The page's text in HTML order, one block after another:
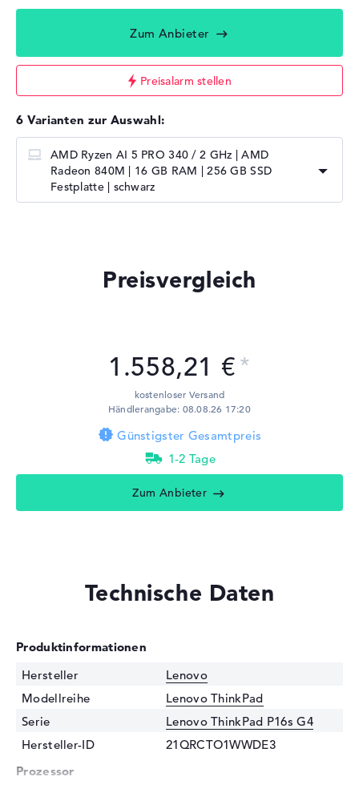
Zum Anbieter
Preisalarm stellen
6 Varianten zur Auswahl:
AMD Ryzen AI 5 PRO 340 / 2 GHz | AMD
Radeon 840M | 16 GB RAM | 256 GB SSD
Festplatte | schwarz
Preisvergleich
1.558,21 €
kostenloser Versand
Händlerangabe: 08.08.26 17:20
Günstigster Gesamtpreis
1-2 Tage
Zum Anbieter
Technische Daten
Produktinformationen
Hersteller
Lenovo
Modellreihe
Lenovo ThinkPad
Serie
Lenovo ThinkPad P16s G4
Hersteller-ID
21QRCTO1WWDE3
Prozessor